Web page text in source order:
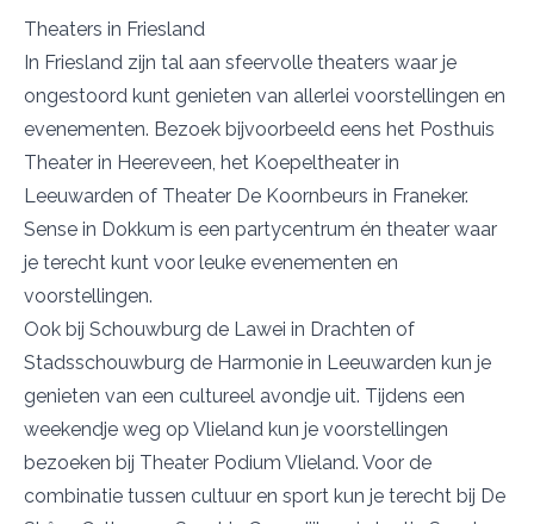
Theaters in Friesland
In Friesland zijn tal aan sfeervolle theaters waar je
ongestoord kunt genieten van allerlei voorstellingen en
evenementen. Bezoek bijvoorbeeld eens het Posthuis
Theater in Heereveen, het Koepeltheater in
Leeuwarden of Theater De Koornbeurs in Franeker.
Sense in Dokkum is een partycentrum én theater waar
je terecht kunt voor leuke evenementen en
voorstellingen.
Ook bij Schouwburg de Lawei in Drachten of
Stadsschouwburg de Harmonie in Leeuwarden kun je
genieten van een cultureel avondje uit. Tijdens een
weekendje weg op Vlieland kun je voorstellingen
bezoeken bij Theater Podium Vlieland. Voor de
combinatie tussen cultuur en sport kun je terecht bij De